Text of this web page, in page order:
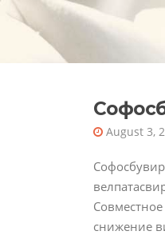
August 3,
снижение